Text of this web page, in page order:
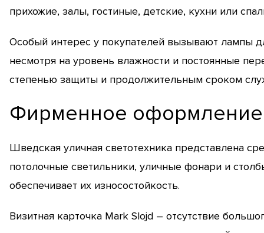
прихожие, залы, гостиные, детские, кухни или
Особый интерес у покупателей вызывают лампы
несмотря на уровень влажности и постоянные
степенью защиты и продолжительным сроком
Фирменное оформление
Шведская уличная светотехника представлена
потолочные светильники, уличные фонари и
обеспечивает их износостойкость.
Визитная карточка Mark Slojd – отсутствие